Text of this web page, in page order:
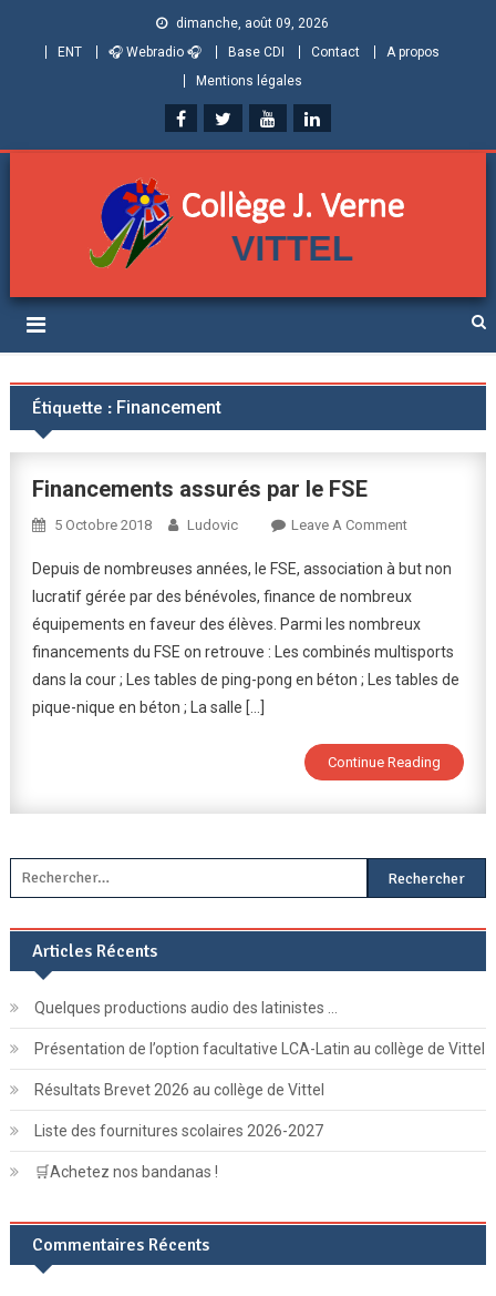
dimanche, août 09, 2026
ENT
🎧 Webradio 🎧 Base CDI Contact
A propos
Mentions légales
Collège Jules Verne de
Vittel (Vosges)
Étiquette : Financement
Financements assurés par le FSE
5 Octobre 2018 Ludovic Leave A CommentOn
Assurés
Par
Le
FSE
Depuis de nombreuses années, le FSE, association à but non
lucratif gérée par des bénévoles, finance de nombreux
équipements en faveur des élèves. Parmi les nombreux
financements du FSE on retrouve : Les combinés multisports
dans la cour ; Les tables de ping-pong en béton ; Les tables de
pique-nique en béton ; La salle […]
Continue Reading
Rechercher :
Articles Récents
Quelques productions audio des latinistes …
Présentation de l’option facultative LCA-Latin au collège de Vittel
Résultats Brevet 2026 au collège de Vittel
Liste des fournitures scolaires 2026-2027
🛒Achetez nos bandanas !
Commentaires Récents